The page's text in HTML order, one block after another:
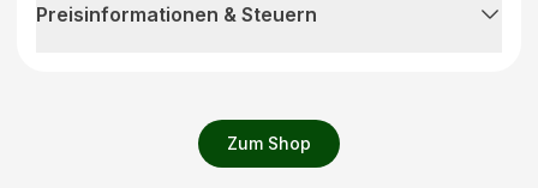
Zum Shop
Preisinformationen & Steuern